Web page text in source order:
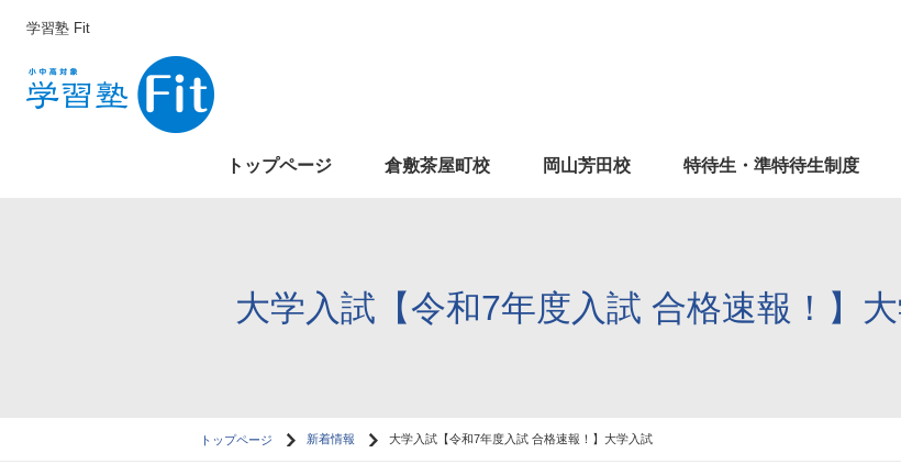
学習塾 Fit
トップページ 倉敷茶屋町校 岡山芳田校 特待生・準特待生制度
大学入試【令和7年度入試 合格速報！】
トップページ 新着情報 大学入試【令和7年度入試 合格速報！】大学入試